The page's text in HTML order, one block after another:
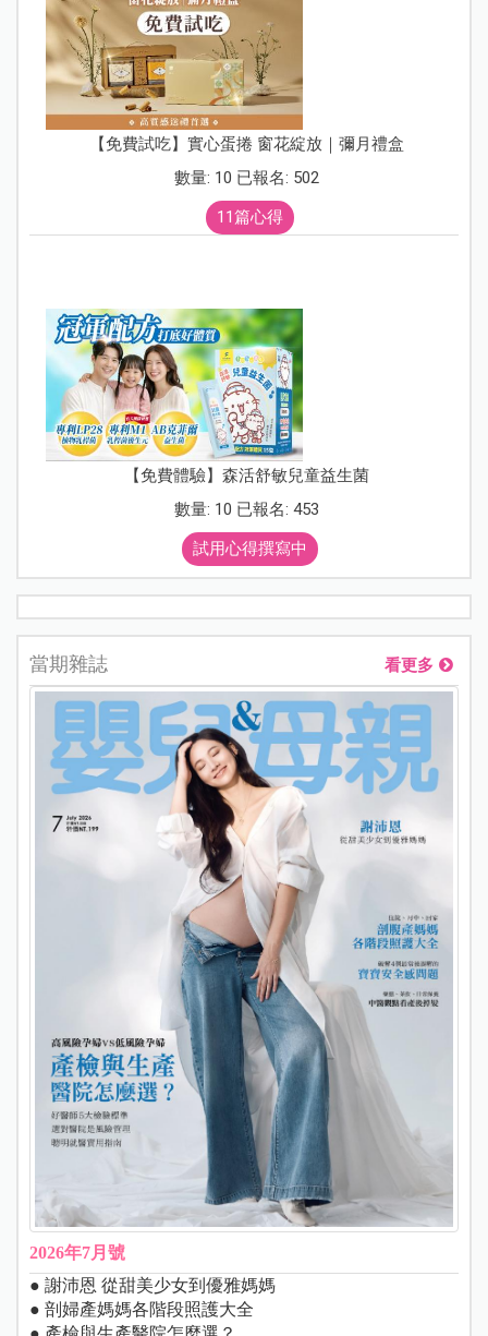
【免費試吃】實心蛋捲 窗花綻放｜彌月禮盒
數量: 10 已報名: 502
11篇心得
【免費體驗】森活舒敏兒童益生菌
數量: 10 已報名: 453
試用心得撰寫中
當期雜誌 看更多
2026年7月號
● 謝沛恩 從甜美少女到優雅媽媽
● 剖婦產媽媽各階段照護大全